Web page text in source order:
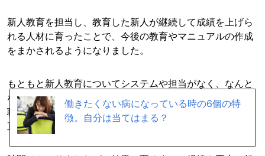
新人教育を担当し、教育した新人が継続して成績を上げら
れる人材に育ったことで、今後の教育やマニュアルの作成
をまかされるようになりました。
もともと新人教育についてシステムや担当がなく、なんと
なく放り込むような形で教育をしていたため新人が早期退
職しやすい職場だったのですが、改めて一から体制を作り
直したことで退職率が減りました。
働きたくない病になっている時の6個の特
徴。自分は当てはまる？